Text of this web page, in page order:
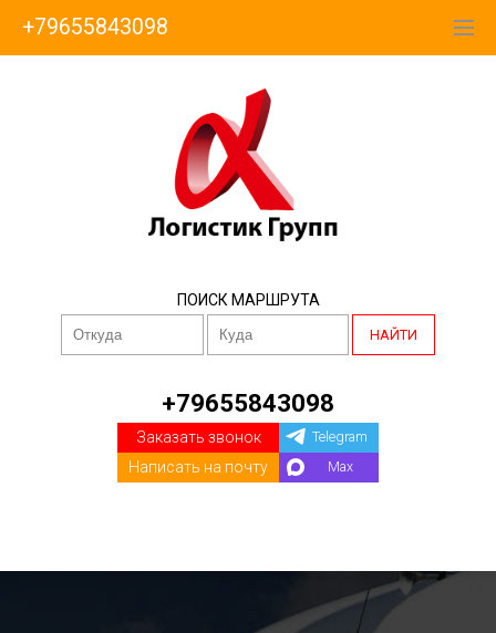
+79655843098
ПОИСК МАРШРУТА
НАЙТИ
+79655843098
Заказать звонок
Написать на почту
Telegram
Max